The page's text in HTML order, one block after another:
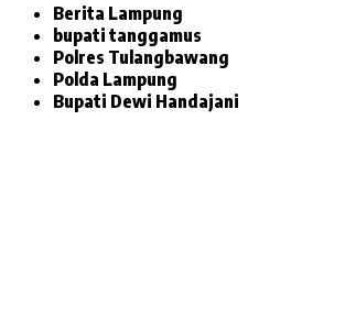
Berita Lampung
bupati tanggamus
Polres Tulangbawang
Polda Lampung
Bupati Dewi Handajani